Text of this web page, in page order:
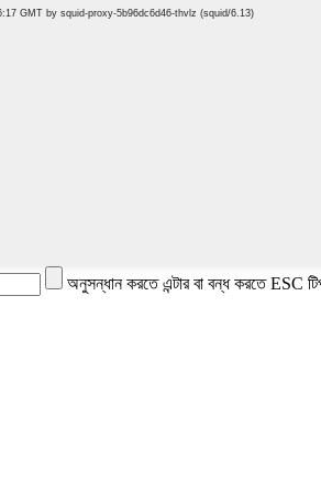
অনুসন্ধান করতে এন্টার বা বন্ধ করতে ESC